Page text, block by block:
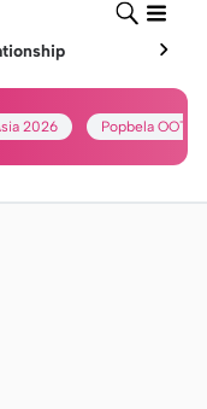
2026 Popbela OOTD